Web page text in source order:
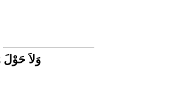
وَلاَ حَوْلَ